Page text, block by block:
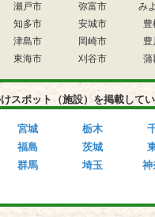
瀬戸市
知多市
津島市
東海市
弥富市
安城市
岡崎市
刈谷市
み
豊
豊
蒲
スポット（施設）を掲載して
宮城
福島
群馬
栃木
茨城
埼玉
神